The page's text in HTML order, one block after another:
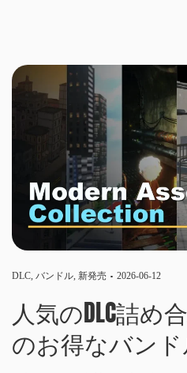
DLC, バンドル, 新発売 2026-06-12
人気のDLC詰め
のお得なバンド